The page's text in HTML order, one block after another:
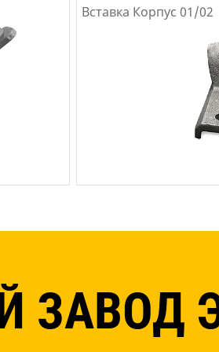
Вставка Корпус 01/02
ЗАВОД